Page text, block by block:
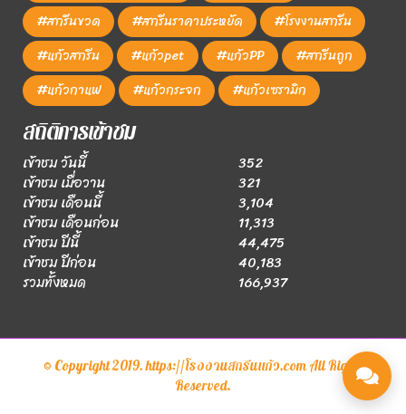
#สกรีนขวด
#สกรีนราคาประหยัด
#โรงงานสกรีน
#แก้วสกรีน
#แก้วpet #แก้วPP
#สกรีนถูก
#แก้วกาแฟ
#แก้วกระจก #แก้วเซรามิก
สถิติการเข้าชม
เข้าชม วันนี้
352
เข้าชม เมื่อวาน
321
เข้าชม เดือนนี้
3,104
เข้าชม เดือนก่อน
11,313
เข้าชม ปีนี้
44,475
เข้าชม ปีก่อน
40,183
รวมทั้งหมด
166,937
© Copyright 2019. https://โรงงานสกรีนแก้ว.com All Rights
Reserved.